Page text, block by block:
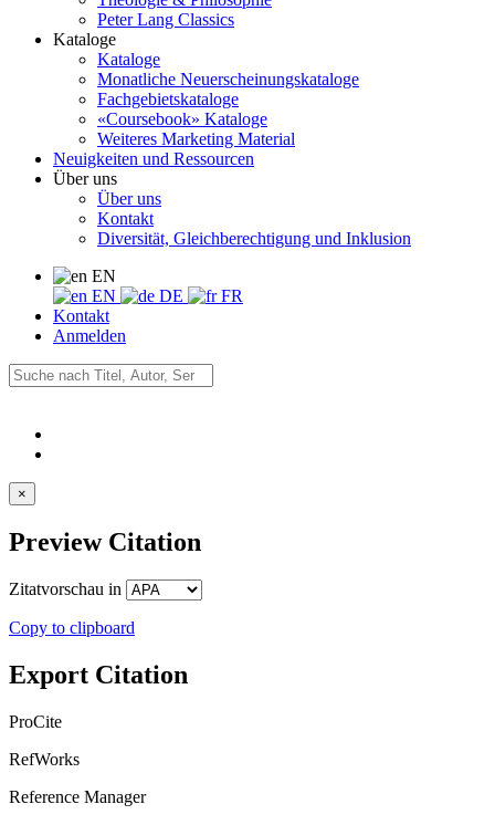
Peter Lang Classics
Kataloge
Kataloge
Monatliche Neuerscheinungskataloge
Fachgebietskataloge
«Coursebook» Kataloge
Weiteres Marketing Material
Neuigkeiten und Ressourcen
Über uns
Über uns
Kontakt
Diversität, Gleichberechtigung und Inklusion
EN
EN
DE
FR
Kontakt
Anmelden
×
Preview Citation
Zitatvorschau in
Copy to clipboard
Export Citation
ProCite
RefWorks
Reference Manager